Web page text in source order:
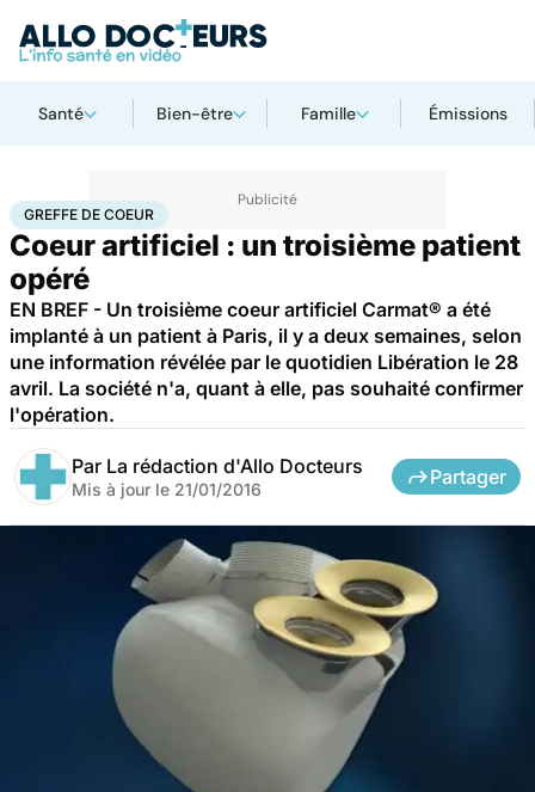
Santé Bien-être Famille Émissions
AccueilSantéGreffe de coeur
GREFFE DE COEUR
Coeur artificiel : un troisième patient
opéré
EN BREF - Un troisième coeur artificiel Carmat® a été
implanté à un patient à Paris, il y a deux semaines, selon
une information révélée par le quotidien Libération le 28
avril. La société n'a, quant à elle, pas souhaité confirmer
l'opération.
Par La rédaction d'Allo Docteurs
Mis à jour le 21/01/2016
Partager